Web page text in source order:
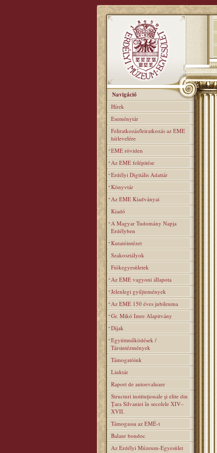
Navigáció
Hírek
Eseménytár
Feliratkozás/leiratkozás az EME
hírlevelére
EME röviden
Az EME felépitése
Erdélyi Digitális Adattár
Könyvtár
Az EME Kiadványai
Kiadó
A Magyar Tudomány Napja
Erdélyben
Kutatóintézet
Szakosztályok
Fiókegyesületek
Az EME vagyoni állapota
Jelenlegi gyűjtemények
Az EME 150 éves jubileuma
Gr. Mikó Imre Alapitvány
Díjak
Együttműködések /
Társintézmények
Támogatóink
Linktár
Raport de autoevaluare
Structuri instituţionale şi elite din
Ţara Silvaniei în secolele XIV–
XVII.
Támogassa az EMÉ-t
Balaur bondoc
Az Erdélyi Múzeum-Egyesület